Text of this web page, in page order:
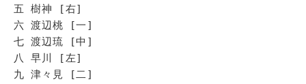
五 樹神 [右]
六 渡辺桃 [一]
七 渡辺琉 [中]
八 早川 [左]
九 津々見 [二]